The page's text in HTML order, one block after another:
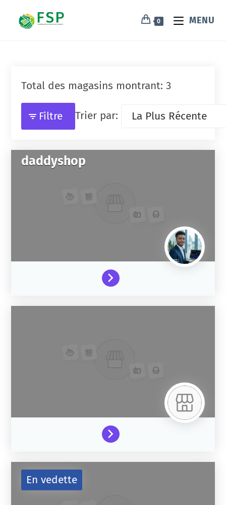
0 MENU
Total des magasins montrant: 3
Filtre Trier par:
daddyshop
En vedette